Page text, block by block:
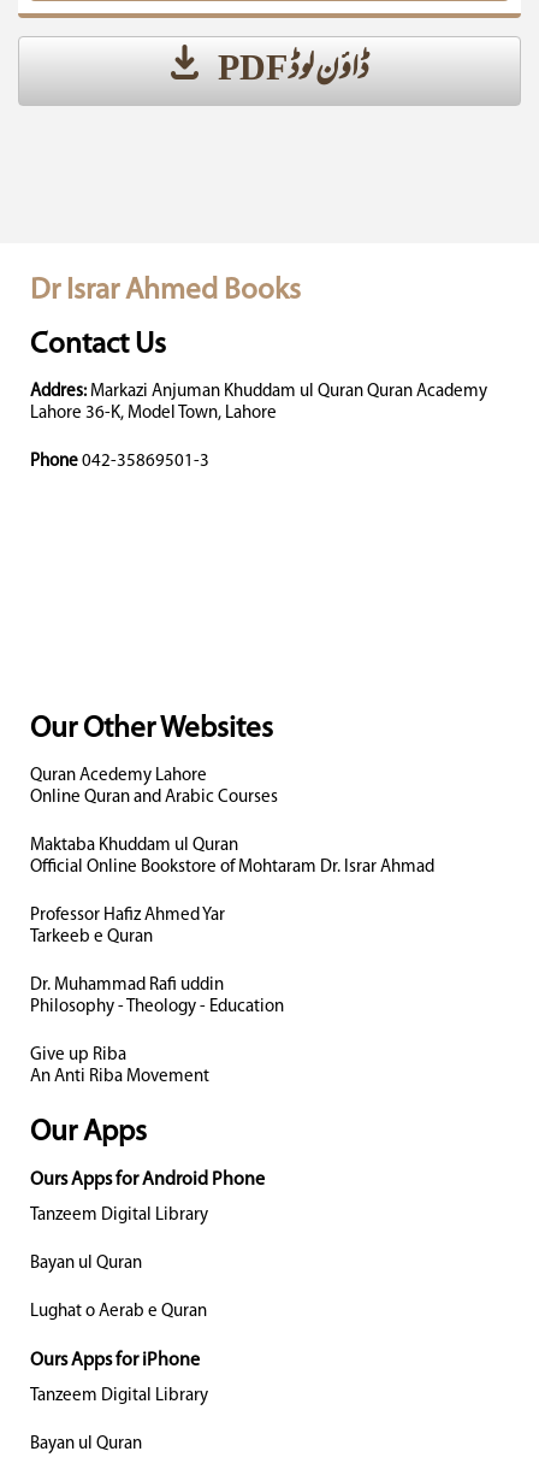
ڈاؤن لوڈ PDF
Dr Israr Ahmed Books
Contact Us
Addres: Markazi Anjuman Khuddam ul Quran Quran Academy
Lahore 36-K, Model Town, Lahore
Phone 042-35869501-3
Our Other Websites
Quran Acedemy Lahore
Online Quran and Arabic Courses
Maktaba Khuddam ul Quran
Official Online Bookstore of Mohtaram Dr. Israr Ahmad
Professor Hafiz Ahmed Yar
Tarkeeb e Quran
Dr. Muhammad Rafi uddin
Philosophy - Theology - Education
Give up Riba
An Anti Riba Movement
Our Apps
Ours Apps for Android Phone
Tanzeem Digital Library
Bayan ul Quran
Lughat o Aerab e Quran
Ours Apps for iPhone
Tanzeem Digital Library
Bayan ul Quran